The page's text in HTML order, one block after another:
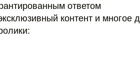
ответом
контент и многое